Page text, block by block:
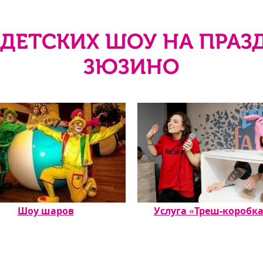
ШОУ НА
ЗЮЗИНО
Шоу шаров Услуга «Треш-